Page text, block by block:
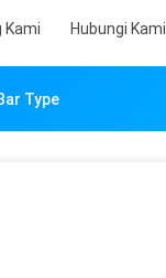
Kami Hubungi Kami
Type